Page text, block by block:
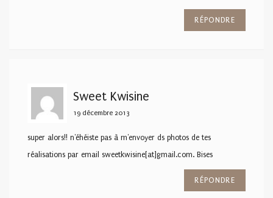
RÉPONDRE
Sweet Kwisine
19 décembre 2013
super alors!! n'éhéiste pas à m'envoyer ds photos de tes
réalisations par email sweetkwisine[at]gmail.com. Bises
RÉPONDRE